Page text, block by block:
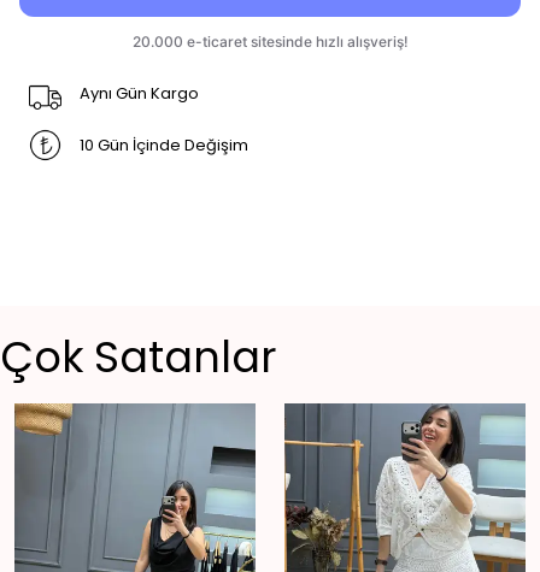
Aynı Gün Kargo
10 Gün İçinde Değişim
Çok Satanlar